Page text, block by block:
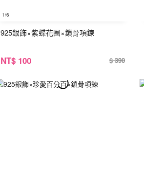
1/6
925銀飾×紫蝶花圈×鎖骨項鍊
NT$ 100 $ 390